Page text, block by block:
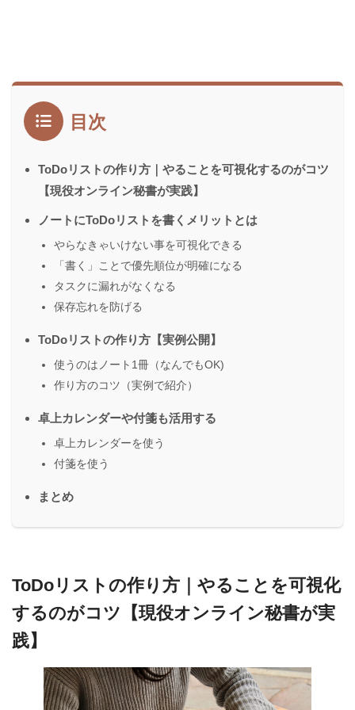
目次
ToDoリストの作り方｜やることを可視化するのがコツ
【現役オンライン秘書が実践】
ノートにToDoリストを書くメリットとは
やらなきゃいけない事を可視化できる
「書く」ことで優先順位が明確になる
タスクに漏れがなくなる
保存忘れを防げる
ToDoリストの作り方【実例公開】
使うのはノート1冊（なんでもOK)
作り方のコツ（実例で紹介）
卓上カレンダーや付箋も活用する
卓上カレンダーを使う
付箋を使う
まとめ
ToDoリストの作り方｜やることを可視化
するのがコツ【現役オンライン秘書が実
践】